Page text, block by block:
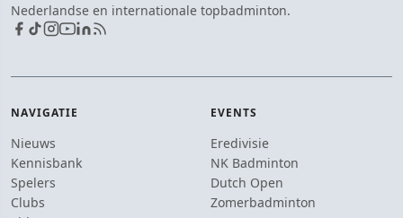
Nederlandse en internationale topbadminton.
NAVIGATIE
Nieuws
Kennisbank
Spelers
Clubs
EVENTS
Eredivisie
NK Badminton
Dutch Open
Zomerbadminton